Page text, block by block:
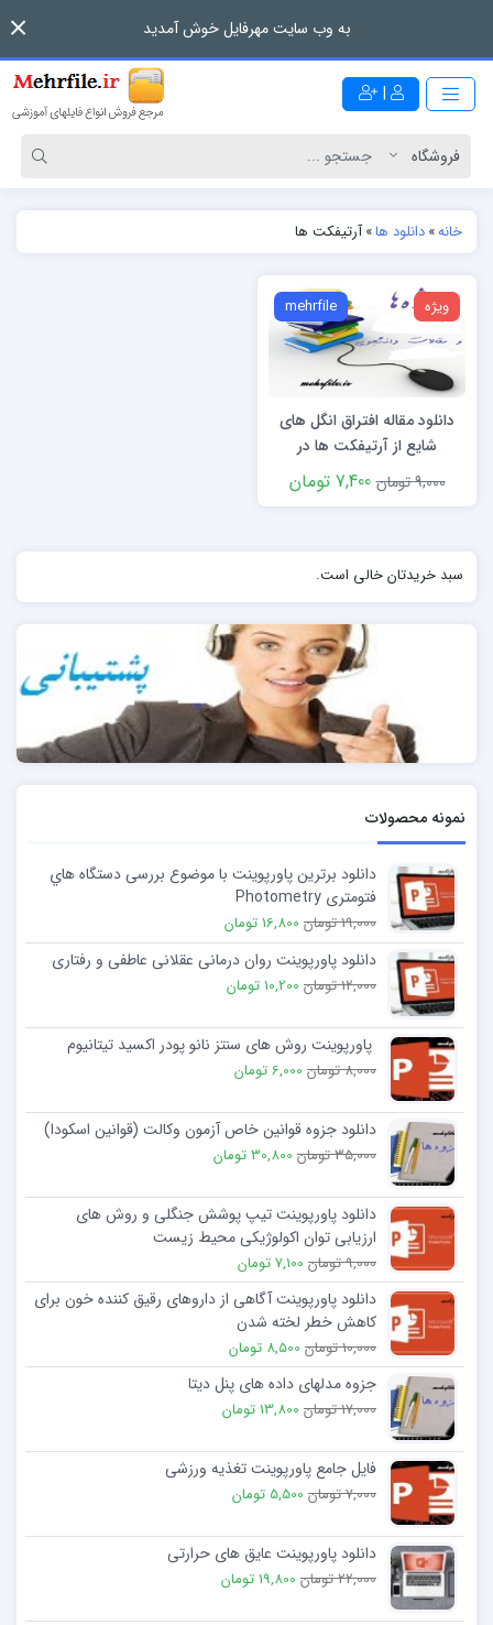
به وب سایت مهرفایل خوش آمدید
|
خانه»دانلود ها»آرتیفکت ها
ویژه mehrfile
دانلود مقاله افتراق انگل های
شایع از آرتیفکت ها در
آزمایشگاه انگل شناسی9,000 تومان 7,400 تومان
سبد خریدتان خالی است.
نمونه محصولات
دانلود برترین پاورپوینت با موضوع بررسی دستگاه هاي
فتومتری Photometry
19,000 تومان 16,800 تومان
دانلود پاورپوینت روان درمانی عقلانی عاطفی و رفتاری
12,000 تومان 10,200 تومان
پاورپوینت روش های سنتز نانو پودر اکسید تیتانیوم
8,000 تومان 6,000 تومان
دانلود جزوه قوانین خاص آزمون وکالت (قوانین اسکودا)
35,000 تومان 30,800 تومان
دانلود پاورپوینت تیپ پوشش جنگلی و روش های
ارزیابی توان اکولوژیکی محیط زیست
9,000 تومان 7,100 تومان
دانلود پاورپوینت آگاهی از داروهای رقیق کننده خون برای
کاهش خطر لخته شدن
10,000 تومان 8,500 تومان
جزوه مدلهای داده های پنل دیتا
17,000 تومان 13,800 تومان
فایل جامع پاورپوینت تغذیه ورزشی
7,000 تومان 5,500 تومان
دانلود پاورپوینت عایق های حرارتی
22,000 تومان 19,800 تومان